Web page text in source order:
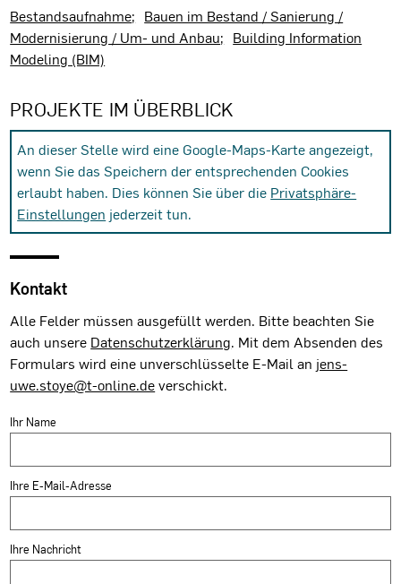
Bestandsaufnahme
Bauen im Bestand / Sanierung /
Modernisierung / Um- und Anbau
Building Information
Modeling (BIM)
PROJEKTE IM ÜBERBLICK
An dieser Stelle wird eine Google-Maps-Karte angezeigt,
wenn Sie das Speichern der entsprechenden Cookies
erlaubt haben. Dies können Sie über die Privatsphäre-
Einstellungen jederzeit tun.
Kontakt
Alle Felder müssen ausgefüllt werden. Bitte beachten Sie
auch unsere Datenschutzerklärung. Mit dem Absenden des
Formulars wird eine unverschlüsselte E-Mail an jens-
uwe.stoye@t-online.deverschickt.
Ihr Name
Ihre E-Mail-Adresse
Ihre Nachricht